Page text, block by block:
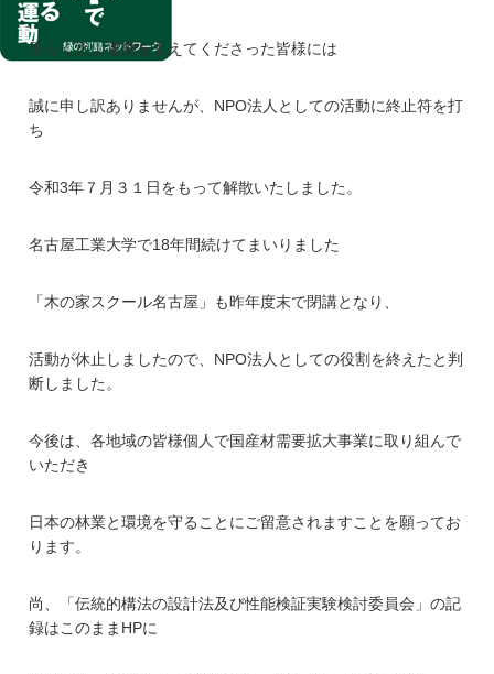
長らく近山運動を支えてくださった皆様には
誠に申し訳ありませんが、NPO法人としての活動に終止符を打
ち
令和3年７月３１日をもって解散いたしました。
名古屋工業大学で18年間続けてまいりました
「木の家スクール名古屋」も昨年度末で閉講となり、
活動が休止しましたので、NPO法人としての役割を終えたと判
断しました。
今後は、各地域の皆様個人で国産材需要拡大事業に取り組んで
いただき
日本の林業と環境を守ることにご留意されますことを願ってお
ります。
尚、「伝統的構法の設計法及び性能検証実験検討委員会」の記
録はこのままHPに